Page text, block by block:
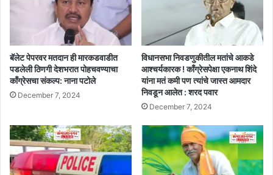
बॅलेट पेपरवर मतदान ही मारकडवाडीत
पडलेली ठिणगी देशभरात पोहचवण्याचा
काँग्रेसचा संकल्प: नाना पटोले
December 7, 2024
विधानसभा निवडणुकीतील मतांचे आकडे
आश्चर्यकारक ! काँग्रेसपेक्षा एकनाथ शिंदे
यांना मतं कमी पण त्यांचे जास्त आमदार
निवडून आलेत : शरद पवार
December 7, 2024